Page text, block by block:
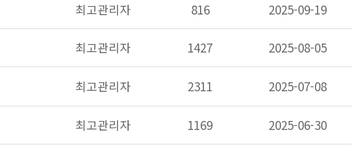
최고관리자 816 2025-09-19
최고관리자 1427 2025-08-05
최고관리자 2311 2025-07-08
최고관리자 1169 2025-06-30